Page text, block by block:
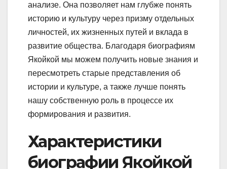
анализе. Она позволяет нам глубже понять
историю и культуру через призму отдельных
личностей, их жизненных путей и вклада в
развитие общества. Благодаря биографиям
Якойкой мы можем получить новые знания и
пересмотреть старые представления об
истории и культуре, а также лучше понять
нашу собственную роль в процессе их
формирования и развития.
Характеристики
биографии Якойкой